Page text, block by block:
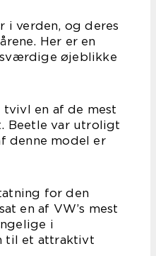
i verden, og deres
Her er en
øjeblikke
tvivl en af de mest
Beetle var utroligt
denne model er
for den
en af VW’s mest
i
til et attraktivt